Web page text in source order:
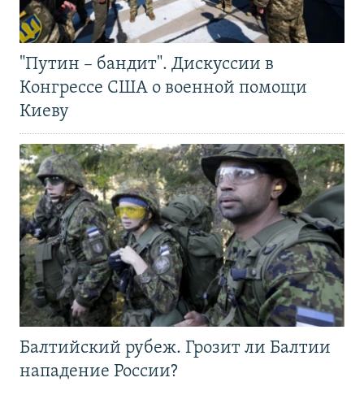
"Путин – бандит". Дискуссии в
Конгрессе США о военной помощи
Киеву
Балтийский рубеж. Грозит ли Балтии
нападение России?